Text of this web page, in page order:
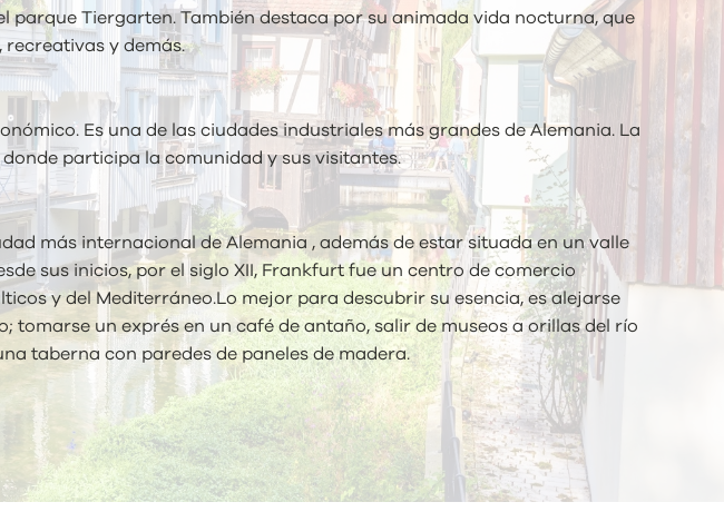
Tiergarten. También destaca por su animada vida nocturna, que
y demás.
Es una de las ciudades industriales más grandes de Alemania. La
participa la comunidad y sus visitantes.
más internacional de Alemania , además de estar situada en un valle
sus inicios, por el siglo XII, Frankfurt fue un centro de comercio
y del Mediterráneo.Lo mejor para descubrir su esencia, es alejarse
un exprés en un café de antaño, salir de museos a orillas del río
taberna con paredes de paneles de madera.